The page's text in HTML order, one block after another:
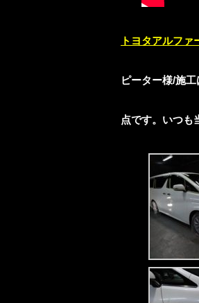
トヨタアルファ
ピーター様/施
点です。いつも